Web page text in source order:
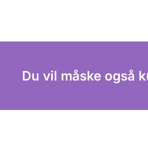
Du vil måske også